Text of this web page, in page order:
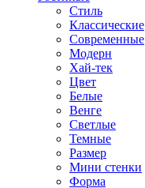
Стиль
Классические
Современные
Модерн
Хай-тек
Цвет
Белые
Венге
Светлые
Темные
Размер
Мини стенки
Форма